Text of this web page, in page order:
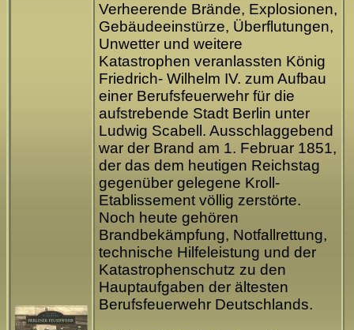
Verheerende Brände, Explosionen,
Gebäudeeinstürze, Überflutungen,
Unwetter und weitere
Katastrophen veranlassten König
Friedrich- Wilhelm IV. zum Aufbau
einer Berufsfeuerwehr für die
aufstrebende Stadt Berlin unter
Ludwig Scabell. Ausschlaggebend
war der Brand am 1. Februar 1851,
der das dem heutigen Reichstag
gegenüber gelegene Kroll-
Etablissement völlig zerstörte.
Noch heute gehören
Brandbekämpfung, Notfallrettung,
technische Hilfeleistung und der
Katastrophenschutz zu den
Hauptaufgaben der ältesten
Berufsfeuerwehr Deutschlands.